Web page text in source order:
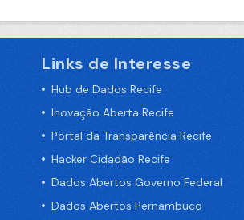
Links de Interesse
Hub de Dados Recife
Inovação Aberta Recife
Portal da Transparência Recife
Hacker Cidadão Recife
Dados Abertos Governo Federal
Dados Abertos Pernambuco